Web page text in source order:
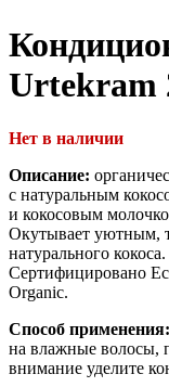
Urtekram
Нет в наличии
Описание:
с натуральным
и кокосовым
Окутывает уютным,
натурального
Сертифицировано
Organic.
Способ применения:
на влажные волосы,
внимание уделите